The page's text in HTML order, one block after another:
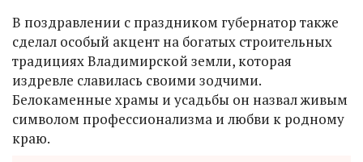
В поздравлении с праздником губернатор также
сделал особый акцент на богатых строительных
традициях Владимирской земли, которая
издревле славилась своими зодчими.
Белокаменные храмы и усадьбы он назвал живым
символом профессионализма и любви к родному
краю.